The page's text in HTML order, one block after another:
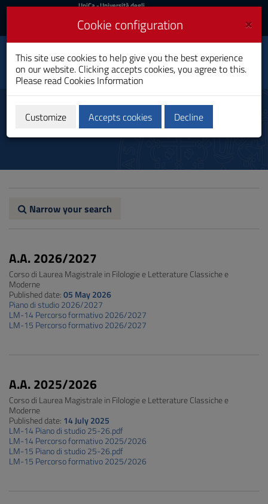
Skip
Content
to
Go
UniCa
Login
UniCa- Università degli
Login UniCA News
Toggle
navigation
Classical and Modern
Philology and Literature
Master's Degree
Study plan
Narrow your search
A.A. 2026/2027
Corso di Laurea Magistrale in Filologie e Letterature Classiche e
Moderne
Published date:05 May 2026
Piano di studio 2026/2027
LM-14 Percorso formativo 2026/2027
LM-15 Percorso formativo 2026/2027
A.A. 2025/2026
Corso di Laurea Magistrale in Filologie e Letterature Classiche e
Moderne
Published date: 14 July 2025
LM-14 Piano di studio 25-26.pdf
LM-14 Percorso formativo 2025/2026
LM-15 Piano di studio 25-26.pdf
LM-15 Percorso formativo 2025/2026
×
Cookie configuration
This site use cookies to help give you the best experience
on our website. Clicking accepts cookies, you agree to this.
Please read Cookies Information
Customize Accepts cookies Decline